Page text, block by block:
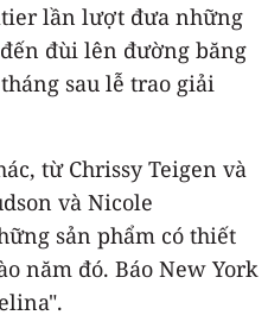
lần lượt đưa những
đùi lên đường băng
sau lễ trao giải
từ Chrissy Teigen và
và Nicole
sản phẩm có thiết
năm đó. Báo New York